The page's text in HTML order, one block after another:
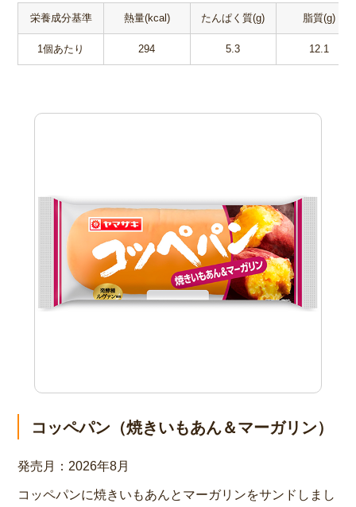
栄養成分基準
1個あたり
熱量(kcal)
294
たんぱく質(g)
5.3
脂質(g)
12.1
コッペパン（焼きいもあん＆マーガリン）
発売月： 2026年8月
コッペパンに焼きいもあんとマーガリンをサンドしまし